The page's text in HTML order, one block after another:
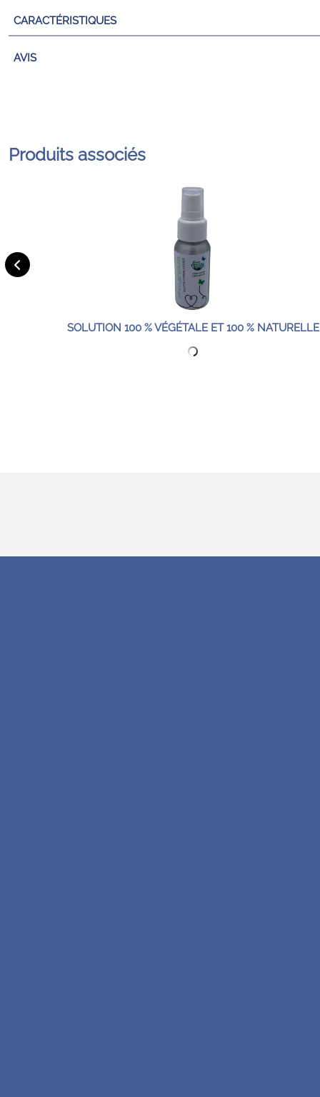
CARACTÉRISTIQUES
AVIS
Produits associés
SOLUTION 100 % VÉGÉTALE ET 100 % NATURELLE